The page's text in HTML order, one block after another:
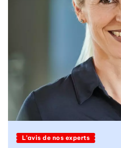
L’avis de nos experts